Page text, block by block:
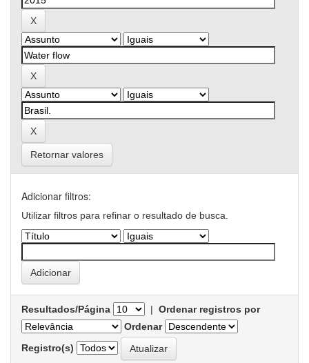
Retornar valores
Adicionar filtros:
Utilizar filtros para refinar o resultado de busca.
Resultados/Página | Ordenar registros por
Ordenar
Registro(s)